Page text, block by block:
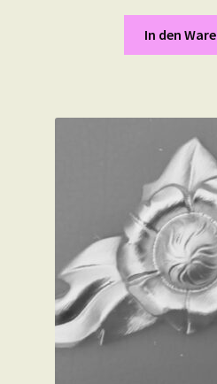
In den